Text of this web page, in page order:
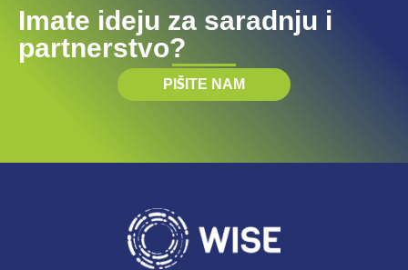
Imate ideju za saradnju i
partnerstvo?
PIŠITE NAM